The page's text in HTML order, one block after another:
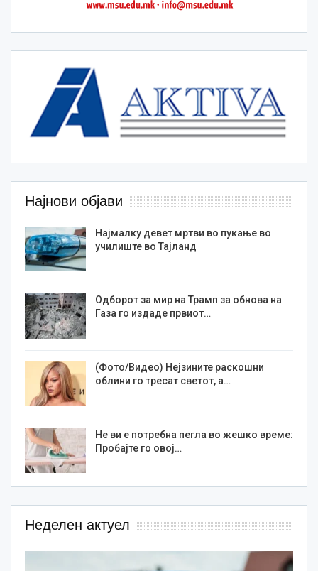
Најнови објави
Најмалку девет мртви во пукање во
училиште во Тајланд
Одборот за мир на Трамп за обнова на
Газа го издаде првиот…
(Фото/Видео) Нејзините раскошни
облини го тресат светот, а…
Не ви е потребна пегла во жешко време:
Пробајте го овој…
Неделен актуел